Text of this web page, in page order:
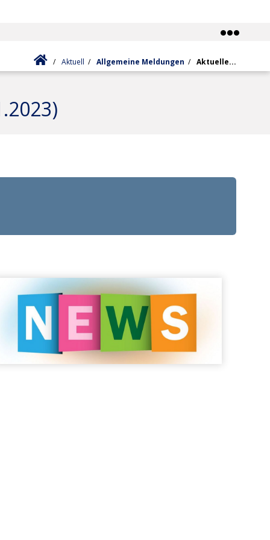
Zur StartseiteAktuell Allgemeine Meldungen Aktuelle...